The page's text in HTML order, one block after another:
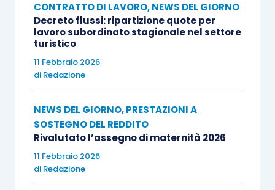
abbiano gli stessi effetti farmacologici.
Le disposizioni della circolare abrogano e
sostituiscono integralmente quelle contenute
nelle circolari precedenti e trovano applicazione,
a prescindere dalla data dell’evento, alle richieste
di rimborsi per farmaci prescritti e acquistati dal
momento della sua pubblicazione.
CONTRATTO DI LAVORO,NEWS DEL GIORNO
Decreto flussi: ripartizione quote per
lavoro subordinato stagionale nel settore
turistico
11 Febbraio 2026
di Redazione
NEWS DEL GIORNO,PRESTAZIONI A
SOSTEGNO DEL REDDITO
Rivalutato l’assegno di maternità 2026
11 Febbraio 2026
di Redazione